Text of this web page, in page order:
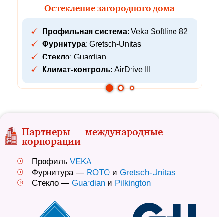
Остекление загородного дома
Профильная система: Veka Softline 82
Фурнитура: Gretsch-Unitas
Стекло: Guardian
Климат-контроль: AirDrive III
Партнеры — международные
корпорации
Профиль VEKA
Фурнитура — ROTO и Gretsch-Unitas
Стекло — Guardian и Pilkington